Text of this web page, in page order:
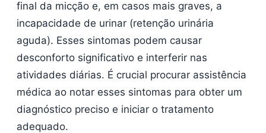
final da micção e, em casos mais graves, a
incapacidade de urinar (retenção urinária
aguda). Esses sintomas podem causar
desconforto significativo e interferir nas
atividades diárias. É crucial procurar assistência
médica ao notar esses sintomas para obter um
diagnóstico preciso e iniciar o tratamento
adequado.